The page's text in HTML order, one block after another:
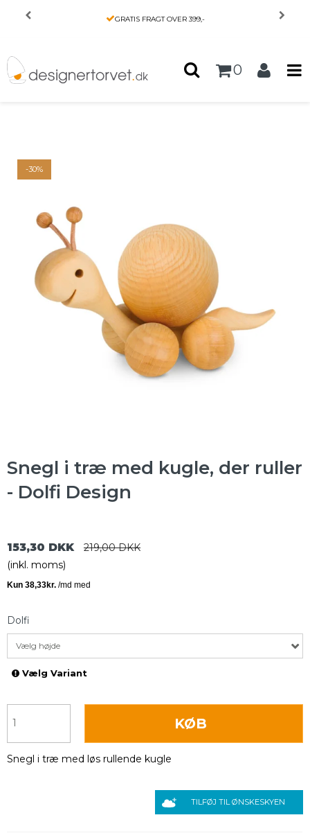
GRATIS FRAGT OVER 399,-
0
Forside INTERIØR /
-30%
Snegl i træ med kugle, der ruller
- Dolfi Design
153,30 DKK
219,00 DKK
(inkl. moms)
Dolfi
Vælg højde
Vælg Variant
KØB
Snegl i træ med løs rullende kugle
TILFØJ TIL ØNSKESKYEN